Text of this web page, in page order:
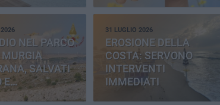
NEL PARCO
SALVATI
E
31 LUGLIO 2026
EROSIONE DELLA
COSTA: SERVONO
INTERVENTI
IMMEDIATI